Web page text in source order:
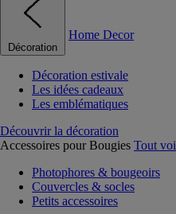
Décoration
Home Decor
Décoration estivale
Les idées cadeaux
Les emblématiques
Découvrir la décoration
Accessoires pour Bougies Tout
Photophores & bougeoirs
Couvercles & socles
Petits accessoires